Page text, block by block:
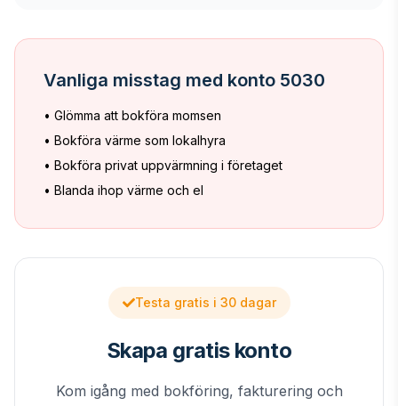
Vanliga misstag med konto 5030
• Glömma att bokföra momsen
• Bokföra värme som lokalhyra
• Bokföra privat uppvärmning i företaget
• Blanda ihop värme och el
Testa gratis i 30 dagar
Skapa gratis konto
Kom igång med bokföring, fakturering och